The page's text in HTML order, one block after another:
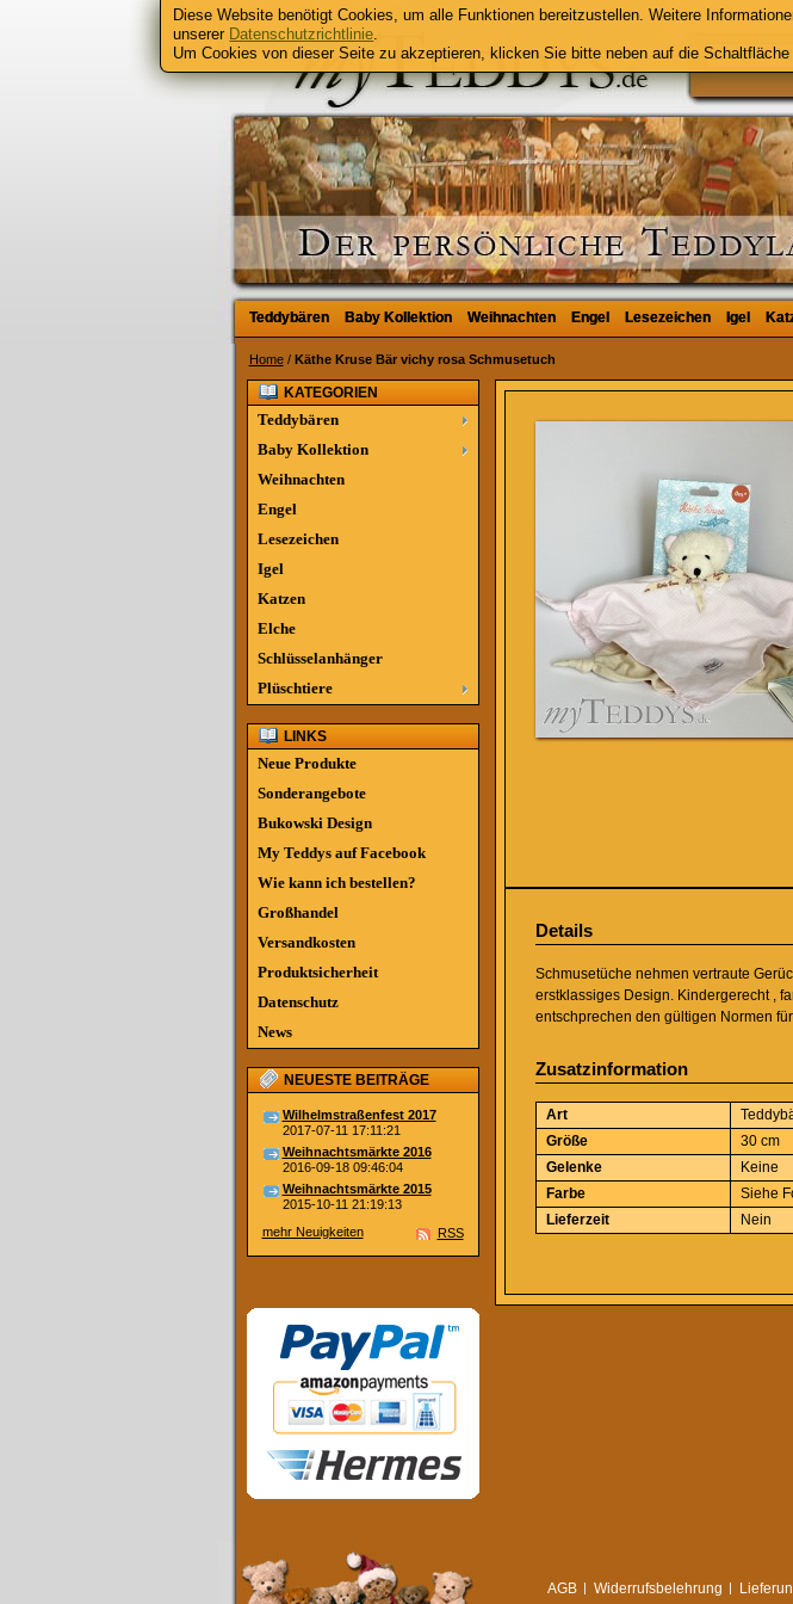
Teddybären Baby Kollektion Weihnachten Engel Lesezeichen Igel
Teddybären Baby Kollektion Weihnachten Engel Lesezeichen Igel
Home / Käthe Kruse Bär vichy rosa Schmusetuch
Details
Schmusetüche nehmen vertraute
erstklassiges Design. Kindergerecht ,
entschprechen den gültigen Normen
Zusatzinformation
Art
Größe
30 cm
Gelenke
Keine
Farbe
Siehe
Lieferzeit
Nein
KATEGORIEN
Teddybären
Baby Kollektion
Weihnachten
Engel
Lesezeichen
Igel
Katzen
Elche
Schlüsselanhänger
Plüschtiere
LINKS
Neue Produkte
Sonderangebote
Bukowski Design
My Teddys auf Facebook
Wie kann ich bestellen?
Großhandel
Versandkosten
Produktsicherheit
Datenschutz
News
NEUESTE BEITRÄGE
Wilhelmstraßenfest 2017
2017-07-11 17:11:21
Weihnachtsmärkte 2016
2016-09-18 09:46:04
Weihnachtsmärkte 2015
2015-10-11 21:19:13
mehr Neuigkeiten
RSS
AGB Widerrufsbelehrung
Diese Website benötigt Cookies, um alle Funktionen bereitzustellen. Weitere
unserer Datenschutzrichtlinie.
Um Cookies von dieser Seite zu akzeptieren, klicken Sie bitte neben auf die Schaltfläche